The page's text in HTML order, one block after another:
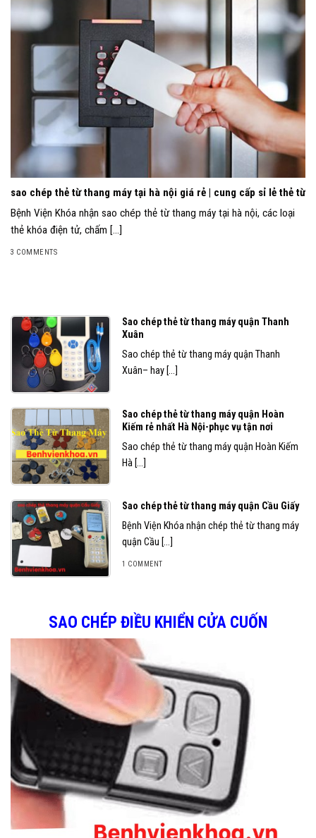
sao chép thẻ từ thang máy tại hà nội giá rẻ | cung cấp sỉ lẻ thẻ từ
Bệnh Viện Khóa nhận sao chép thẻ từ thang máy tại hà nội, các loại
thẻ khóa điện tử, chấm [...]
3 COMMENTS
Sao chép thẻ từ thang máy quận Thanh
Xuân
Sao chép thẻ từ thang máy quận Thanh
Xuân– hay [...]
Sao chép thẻ từ thang máy quận Hoàn
Kiếm rẻ nhất Hà Nội-phục vụ tận nơi
Sao chép thẻ từ thang máy quận Hoàn Kiếm
Hà [...]
Sao chép thẻ từ thang máy quận Cầu Giấy
Bệnh Viện Khóa nhận chép thẻ từ thang máy
quận Cầu [...]
1 COMMENT
SAO CHÉP ĐIỀU KHIỂN CỬA CUỐN